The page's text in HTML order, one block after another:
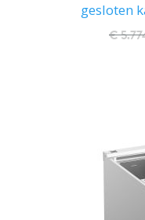
gesloten
€